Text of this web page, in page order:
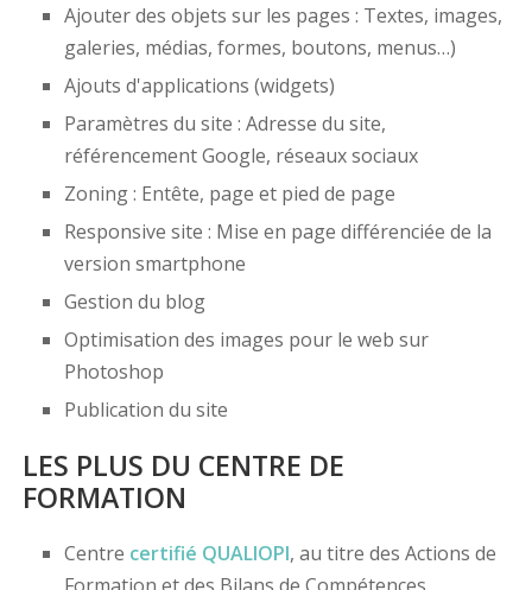
Ajouter des objets sur les pages : Textes, images,
galeries, médias, formes, boutons, menus…)
Ajouts d'applications (widgets)
Paramètres du site : Adresse du site,
référencement Google, réseaux sociaux
Zoning : Entête, page et pied de page
Responsive site : Mise en page différenciée de la
version smartphone
Gestion du blog
Optimisation des images pour le web sur
Photoshop
Publication du site
LES PLUS DU CENTRE DE
FORMATION
Centre certifié QUALIOPI, au titre des Actions de